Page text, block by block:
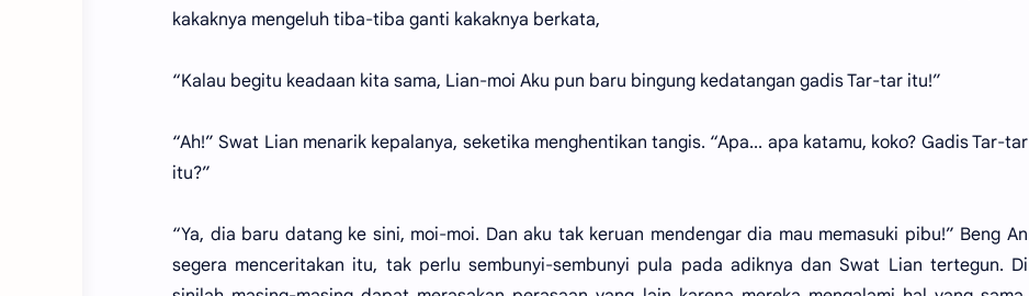
kakaknya mengeluh tiba-tiba ganti kakaknya berkata,
“Kalau begitu keadaan kita sama, Lian-moi Aku pun baru bingung kedatangan gadis Tar-tar itu!”
“Ah!” Swat Lian menarik kepalanya, seketika menghentikan tangis. “Apa... apa katamu, koko? Gadis Tar-tar
itu?”
“Ya, dia baru datang ke sini, moi-moi. Dan aku tak keruan mendengar dia mau memasuki pibu!” Beng An
segera menceritakan itu, tak perlu sembunyi-sembunyi pula pada adiknya dan Swat Lian tertegun. Di